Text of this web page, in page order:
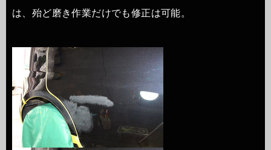
は、殆ど磨き作業だけでも修正は可能。